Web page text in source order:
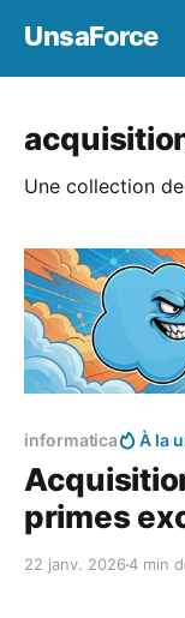
UnsaForce
Une collection
informatica À la
primes
22 janv. 20264 min